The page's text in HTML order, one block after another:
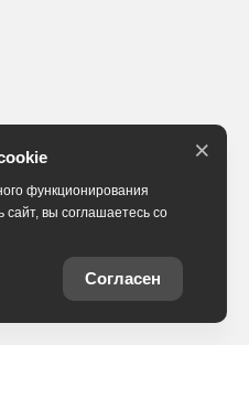
функционирования
вы соглашаетесь со
Согласен
×